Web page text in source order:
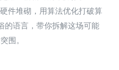
件堆砌，用算法优化打破算
的语言，带你拆解这场可能
围。